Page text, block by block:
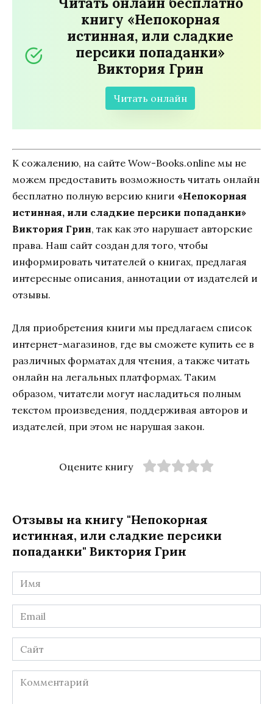
книгу «Непокорная
истинная, или сладкие
персики попаданки»
Виктория Грин
Читать онлайн
К сожалению, на сайте Wow-Books.online мы не
можем предоставить возможность читать онлайн
бесплатно полную версию книги «Непокорная
истинная, или сладкие персики попаданки»
Виктория Грин, так как это нарушает авторские
права. Наш сайт создан для того, чтобы
информировать читателей о книгах, предлагая
интересные описания, аннотации от издателей и
отзывы.
Для приобретения книги мы предлагаем список
интернет-магазинов, где вы сможете купить ее в
различных форматах для чтения, а также читать
онлайн на легальных платформах. Таким
образом, читатели могут насладиться полным
текстом произведения, поддерживая авторов и
издателей, при этом не нарушая закон.
Оцените книгу
Отзывы на книгу "Непокорная
истинная, или сладкие персики
попаданки" Виктория Грин
Имя
*
Email
*
Сайт
Комментарий